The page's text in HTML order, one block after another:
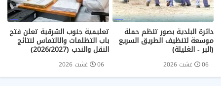
دائرة البلدية بصور تنظم حملة
موسعة لتنظيف الطريق السريع
(البر - الغليلة)
06 غشت 2026
تعليمية جنوب الشرقية تعلن فتح
باب التظلمات والالتماس لنتائج
النقل والندب (2026/2027)
06 غشت 2026